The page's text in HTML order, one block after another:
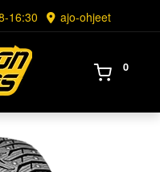
16:30 ajo-ohjeet
0